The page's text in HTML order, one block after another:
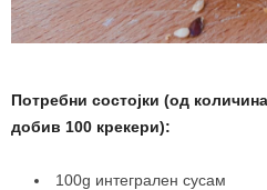
Потребни состојки (од количина
добив 100 крекери):
100g интегрален сусам